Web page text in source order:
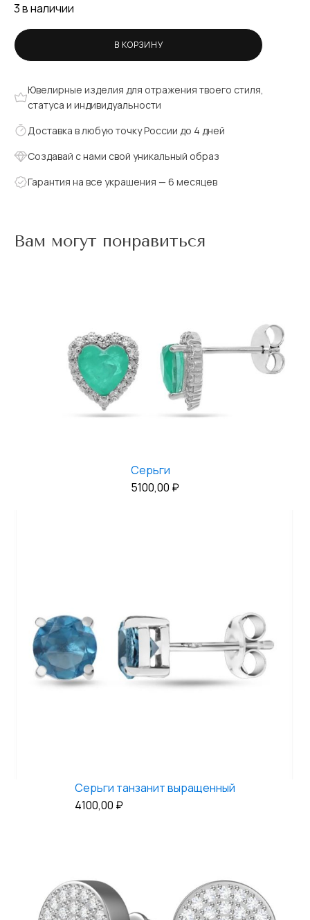
3 в наличии
В КОРЗИНУ
Ювелирные изделия для отражения твоего стиля,
статуса и индивидуальности
Доставка в любую точку России до 4 дней
Создавай с нами свой уникальный образ
Гарантия на все украшения — 6 месяцев
Вам могут понравиться
Серьги
5100,00 ₽
Серьги танзанит выращенный
4100,00 ₽